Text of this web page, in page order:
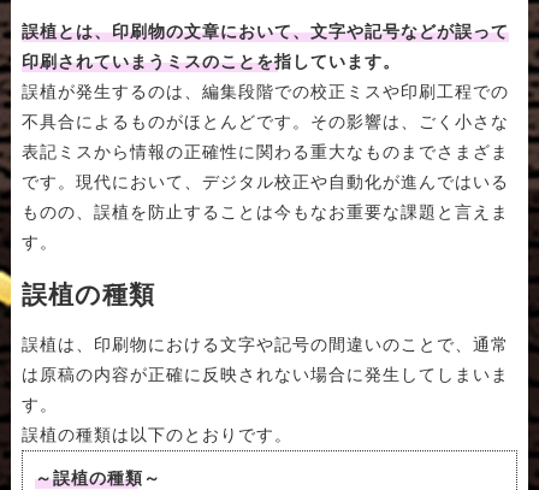
誤植とは、印刷物の文章において、文字や記号などが誤って
印刷されていまうミスのことを指しています。
誤植が発生するのは、編集段階での校正ミスや印刷工程での
不具合によるものがほとんどです。その影響は、ごく小さな
表記ミスから情報の正確性に関わる重大なものまでさまざま
です。現代において、デジタル校正や自動化が進んではいる
ものの、誤植を防止することは今もなお重要な課題と言えま
す。
誤植の種類
誤植は、印刷物における文字や記号の間違いのことで、通常
は原稿の内容が正確に反映されない場合に発生してしまいま
す。
誤植の種類は以下のとおりです。
～誤植の種類～